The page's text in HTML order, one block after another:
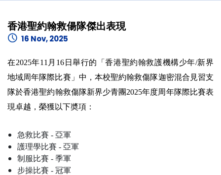
香港聖約翰救偒隊傑出表現
16 Nov, 2025
在2025年11月16日舉行的「香港聖約翰救護機構少年/新界
地域周年隊際比賽」中，本校聖約翰救傷隊迦密混合見習支
隊於香港聖約翰救傷隊新界少青團2025年度周年隊際比賽表
現卓越，榮獲以下奬項：
⁠急救比賽 - 亞軍
⁠⁠護理學比賽 - 亞軍
⁠⁠制服比賽 - 季軍
⁠⁠步操比賽 - 冠軍